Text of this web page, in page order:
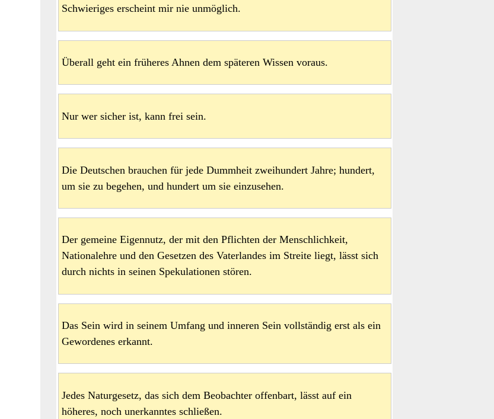
Schwieriges erscheint mir nie unmöglich.
Überall geht ein früheres Ahnen dem späteren Wissen voraus.
Nur wer sicher ist, kann frei sein.
Die Deutschen brauchen für jede Dummheit zweihundert Jahre; hundert,
um sie zu begehen, und hundert um sie einzusehen.
Der gemeine Eigennutz, der mit den Pflichten der Menschlichkeit,
Nationalehre und den Gesetzen des Vaterlandes im Streite liegt, lässt sich
durch nichts in seinen Spekulationen stören.
Das Sein wird in seinem Umfang und inneren Sein vollständig erst als ein
Gewordenes erkannt.
Jedes Naturgesetz, das sich dem Beobachter offenbart, lässt auf ein
höheres, noch unerkanntes schließen.